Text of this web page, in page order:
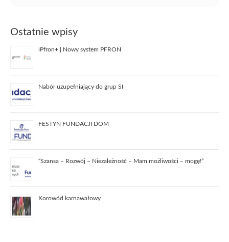
Ostatnie wpisy
iPfron+ | Nowy system PFRON
Nabór uzupełniający do grup SI
FESTYN FUNDACJI DOM
“Szansa – Rozwój – Niezależność – Mam możliwości – mogę!”
Korowód karnawałowy